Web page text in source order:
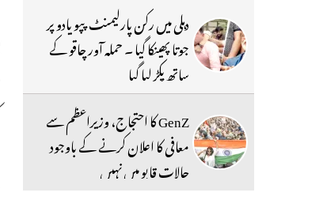
دہلی میں رکن پارلیمنٹ پپو یادو پر
جوتا پھینکا گیا ۔ حملہ آور چاقو کے
ساتھ پکڑ لیا گیا
GenZ کا احتجاج، وزیراعظم سے
معافی کا اعلان کرنے کے باوجود
حالات قابو میں نہیں